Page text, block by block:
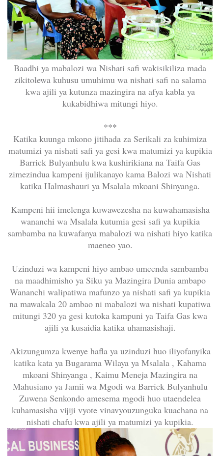
Baadhi ya mabalozi wa Nishati safi wakisikiliza mada
zikitolewa kuhusu umuhimu wa nishati safi na salama
kwa ajili ya kutunza mazingira na afya kabla ya
kukabidhiwa mitungi hiyo.
***
Katika kuunga mkono jitihada za Serikali za kuhimiza
matumizi ya nishati safi ya gesi kwa matumizi ya kupikia
Barrick Bulyanhulu kwa kushirikiana na Taifa Gas
zimezindua kampeni ijulikanayo kama Balozi wa Nishati
katika Halmashauri ya Msalala mkoani Shinyanga.
Kampeni hii imelenga kuwawezesha na kuwahamasisha
wananchi wa Msalala kutumia gesi safi ya kupikia
sambamba na kuwafanya mabalozi wa nishati hiyo katika
maeneo yao.
Uzinduzi wa kampeni hiyo ambao umeenda sambamba
na maadhimisho ya Siku ya Mazingira Dunia ambapo
Wananchi walipatiwa mafunzo ya nishati safi ya kupikia
na mawakala 20 ambao ni mabalozi wa nishati kupatiwa
mitungi 320 ya gesi kutoka kampuni ya Taifa Gas kwa
ajili ya kusaidia katika uhamasishaji.
Akizungumza kwenye hafla ya uzinduzi huo iliyofanyika
katika kata ya Bugarama Wilaya ya Msalala , Kahama
mkoani Shinyanga , Kaimu Meneja Mazingira na
Mahusiano ya Jamii wa Mgodi wa Barrick Bulyanhulu
Zuwena Senkondo amesema mgodi huo utaendelea
kuhamasisha vijiji vyote vinavyouzunguka kuachana na
nishati chafu kwa ajili ya matumizi ya kupikia.